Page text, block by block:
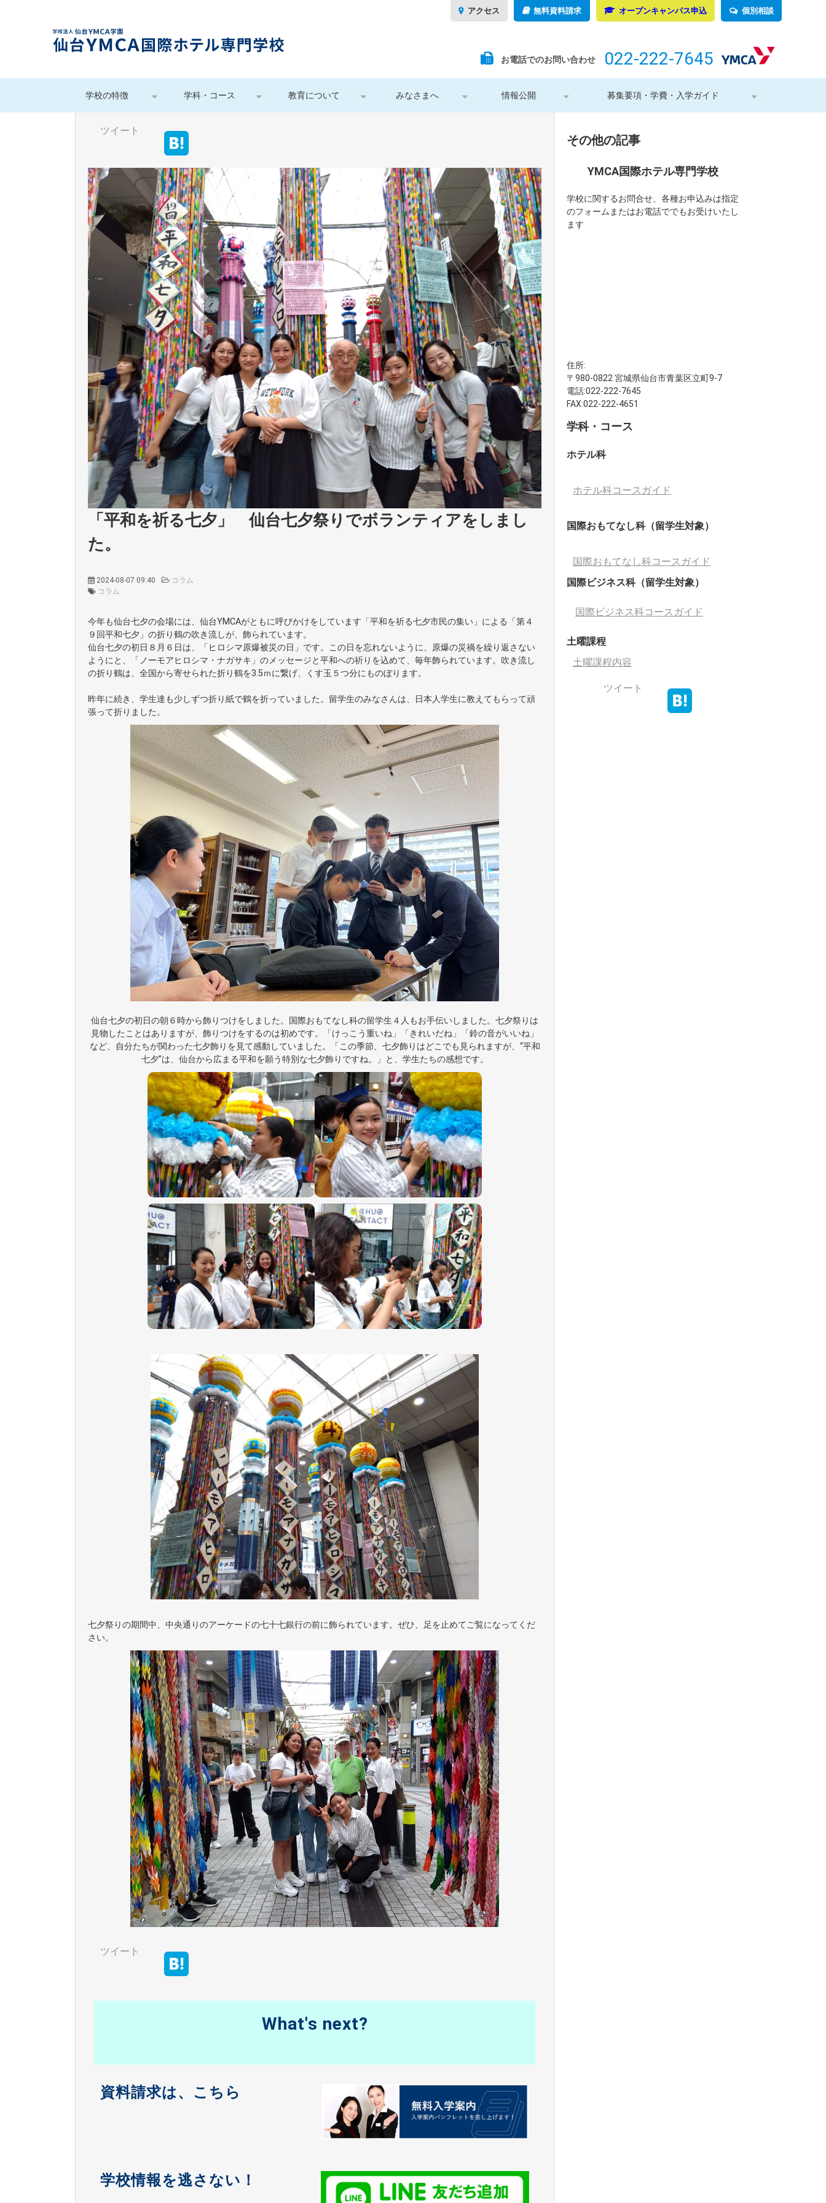
アクセス 無料資料請求 オープンキャンパス申込 個別相談
お電話でのお問い合わせ 022-222-7645
学校の特徴 学科・コース 教育について みなさまへ 情報公開 募集要項・学費・入学ガイド
ツイート
「平和を祈る七夕」 仙台七夕祭りでボランティアをしまし
た。
2024-08-07 09:40
コラム
コラム
今年も仙台七夕の会場には、仙台YMCAがともに呼びかけをしています「平和を祈る七夕市民の集い」による「第４
９回平和七夕」の折り鶴の吹き流しが、飾られています。
仙台七夕の初日８月６日は、「ヒロシマ原爆被災の日」です。この日を忘れないように、原爆の災禍を繰り返さない
ようにと、「ノーモアヒロシマ・ナガサキ」のメッセージと平和への祈りを込めて、毎年飾られています。吹き流し
の折り鶴は、全国から寄せられた折り鶴を3.5ｍに繋げ、くす玉５つ分にものぼります。
昨年に続き、学生達も少しずつ折り紙で鶴を折っていました。留学生のみなさんは、日本人学生に教えてもらって頑
張って折りました。
仙台七夕の初日の朝６時から飾りつけをしました。国際おもてなし科の留学生４人もお手伝いしました。七夕祭りは
見物したことはありますが、飾りつけをするのは初めです。「けっこう重いね」「きれいだね」「鈴の音がいいね」
など、自分たちが関わった七夕飾りを見て感動していました。「この季節、七夕飾りはどこでも見られますが、“平和
七夕”は、仙台から広まる平和を願う特別な七夕飾りですね。」と、学生たちの感想です。
七夕祭りの期間中、中央通りのアーケードの七十七銀行の前に飾られています。ぜひ、足を止めてご覧になってくだ
さい。
ツイート
What's next?
資料請求は、こちら
学校情報を逃さない！
その他の記事
YMCA国際ホテル専門学校
学校に関するお問合せ、各種お申込みは指定
のフォームまたはお電話ででもお受けいたし
ます
住所:
〒980-0822 宮城県仙台市青葉区立町9-7
電話:022-222-7645
FAX:022-222-4651
学科・コース
ホテル科
ホテル科コースガイド
国際おもてなし科（留学生対象）
国際おもてなし科コースガイド
国際ビジネス科（留学生対象）
国際ビジネス科コースガイド
土曜課程
土曜課程内容
ツイート